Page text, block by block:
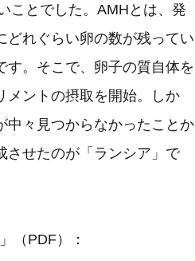
ことでした。AMHとは、発
どれぐらい卵の数が残ってい
す。そこで、卵子の質自体を
メントの摂取を開始。しか
中々見つからなかったことか
させたのが「ランシア」で
（PDF）：